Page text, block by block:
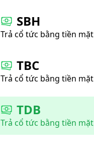
SBH
Trả cổ tức bằng tiền mặt
TBC
Trả cổ tức bằng tiền mặt
TDB
Trả cổ tức bằng tiền mặt